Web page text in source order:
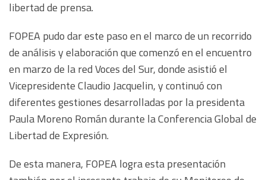
libertad de prensa.
FOPEA pudo dar este paso en el marco de un recorrido
de análisis y elaboración que comenzó en el encuentro
en marzo de la red Voces del Sur, donde asistió el
Vicepresidente Claudio Jacquelin, y continuó con
diferentes gestiones desarrolladas por la presidenta
Paula Moreno Román durante la Conferencia Global de
Libertad de Expresión.
De esta manera, FOPEA logra esta presentación